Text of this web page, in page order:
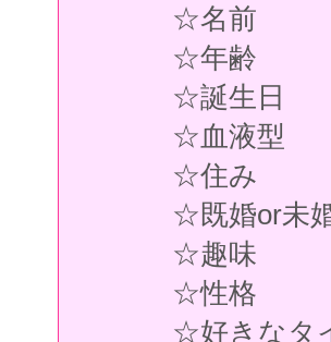
☆名前
☆年齢
☆誕生日
☆血液型
☆住み
☆既婚or未
☆趣味
☆性格
☆好きなタ